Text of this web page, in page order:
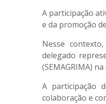
A participação
e da promoção
Nesse
delegado
(SEMAGRIMA)
A participação
colaboração e